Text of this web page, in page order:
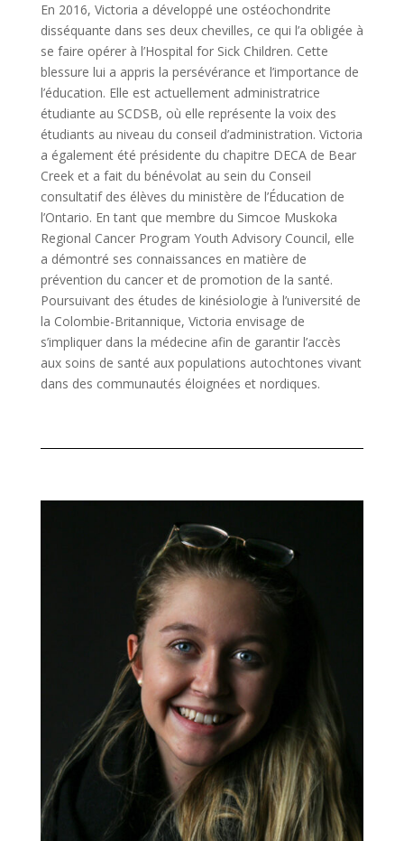
En 2016, Victoria a développé une ostéochondrite
disséquante dans ses deux chevilles, ce qui l’a obligée à
se faire opérer à l’Hospital for Sick Children. Cette
blessure lui a appris la persévérance et l’importance de
l’éducation. Elle est actuellement administratrice
étudiante au SCDSB, où elle représente la voix des
étudiants au niveau du conseil d’administration. Victoria
a également été présidente du chapitre DECA de Bear
Creek et a fait du bénévolat au sein du Conseil
consultatif des élèves du ministère de l’Éducation de
l’Ontario. En tant que membre du Simcoe Muskoka
Regional Cancer Program Youth Advisory Council, elle
a démontré ses connaissances en matière de
prévention du cancer et de promotion de la santé.
Poursuivant des études de kinésiologie à l’université de
la Colombie-Britannique, Victoria envisage de
s’impliquer dans la médecine afin de garantir l’accès
aux soins de santé aux populations autochtones vivant
dans des communautés éloignées et nordiques.